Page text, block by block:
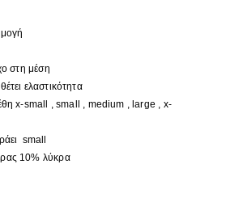
στη μέση
ελαστικότητα
x-small , small , medium , large , x-
small
10% λύκρα